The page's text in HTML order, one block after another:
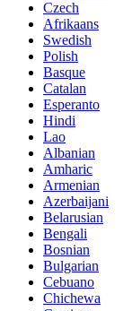
Czech
Afrikaans
Swedish
Polish
Basque
Catalan
Esperanto
Hindi
Lao
Albanian
Amharic
Armenian
Azerbaijani
Belarusian
Bengali
Bosnian
Bulgarian
Cebuano
Chichewa